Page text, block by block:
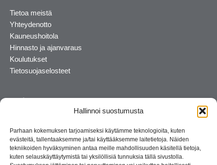
Hallinnoi suostumusta
Parhaan kokemuksen tarjoamiseksi käytämme teknologioita, kuten
evästeitä, tallentaaksemme ja/tai käyttääksemme laitetietoja. Näiden
tekniikoiden hyväksyminen antaa meille mahdollisuuden käsitellä tietoja,
kuten selauskäyttäytymistä tai yksilöllisiä tunnuksia tällä sivustolla.
Tietoa meistä
Yhteydenotto
Kauneushoitola
Hinnasto ja ajanvaraus
Koulutukset
Tietosuojaselosteet